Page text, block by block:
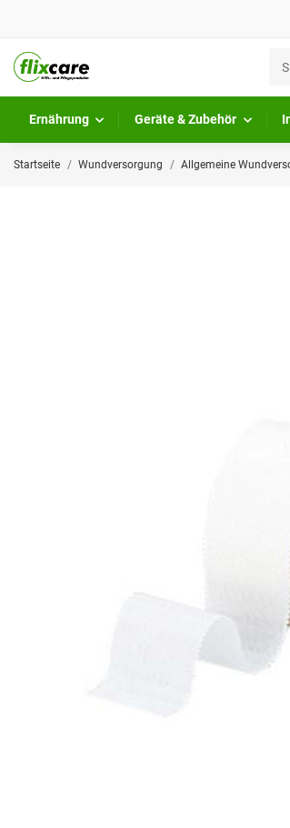
Ernährung Geräte & Zubehör
Startseite Wundversorgung Allgemeine